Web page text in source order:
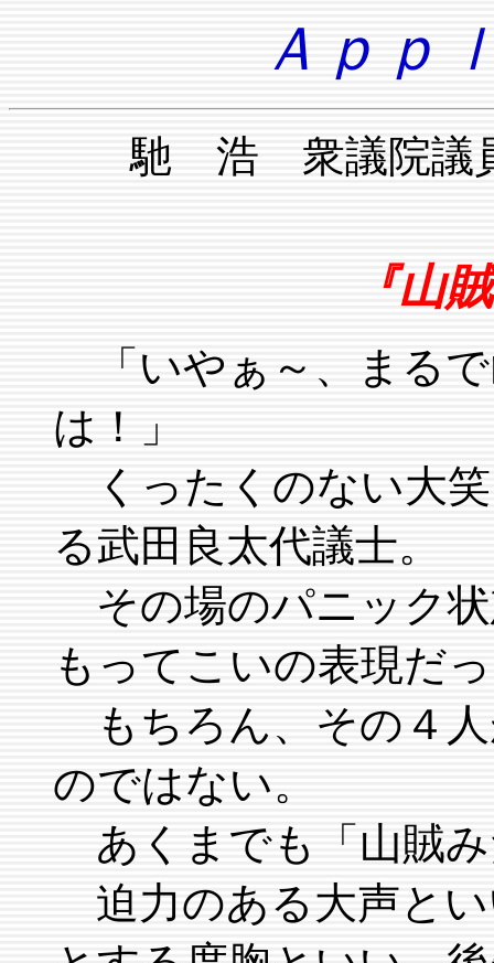
Ａｐｐ
馳 浩 衆議院
『山
「いやぁ～、まる
は！」
くったくのない大
る武田良太代議士。
その場のパニック
もってこいの表現だ
もちろん、その４
のではない。
あくまでも「山賊
迫力のある大声と